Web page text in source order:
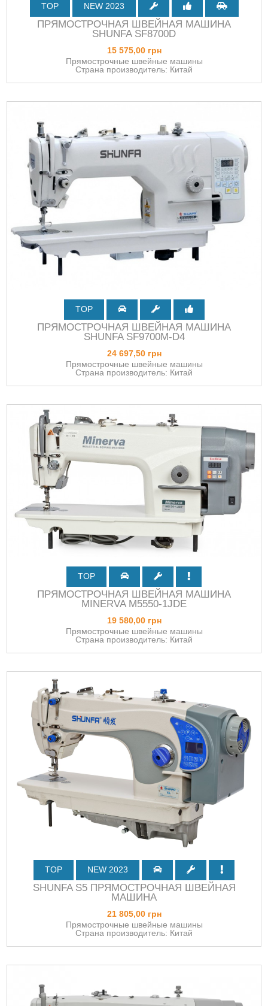
TOP NEW 2023
ПРЯМОСТРОЧНАЯ ШВЕЙНАЯ МАШИНА
SHUNFA SF8700D
15 575,00 грн
Прямострочные швейные машины
Страна производитель: Китай
TOP
ПРЯМОСТРОЧНАЯ ШВЕЙНАЯ МАШИНА
SHUNFA SF9700M-D4
24 697,50 грн
Прямострочные швейные машины
Страна производитель: Китай
TOP
ПРЯМОСТРОЧНАЯ ШВЕЙНАЯ МАШИНА
MINERVA M5550-1JDE
19 580,00 грн
Прямострочные швейные машины
Страна производитель: Китай
TOP NEW 2023
SHUNFA S5 ПРЯМОСТРОЧНАЯ ШВЕЙНАЯ
МАШИНА
21 805,00 грн
Прямострочные швейные машины
Страна производитель: Китай